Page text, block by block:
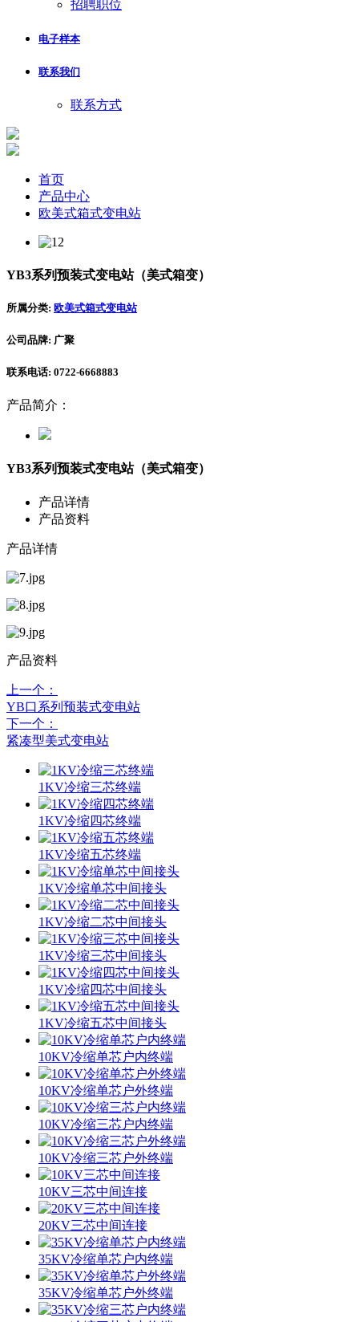
招聘职位
电子样本
联系我们
联系方式
首页
产品中心
欧美式箱式变电站
YB3系列预装式变电站（美式箱变）
所属分类: 欧美式箱式变电站
公司品牌: 广聚
联系电话: 0722-6668883
产品简介：
YB3系列预装式变电站（美式箱变）
产品详情
产品资料
产品详情
产品资料
上一个：
YB口系列预装式变电站
下一个：
紧凑型美式变电站
1KV冷缩三芯终端
1KV冷缩四芯终端
1KV冷缩五芯终端
1KV冷缩单芯中间接头
1KV冷缩二芯中间接头
1KV冷缩三芯中间接头
1KV冷缩四芯中间接头
1KV冷缩五芯中间接头
10KV冷缩单芯户内终端
10KV冷缩单芯户外终端
10KV冷缩三芯户内终端
10KV冷缩三芯户外终端
10KV三芯中间连接
20KV三芯中间连接
35KV冷缩单芯户内终端
35KV冷缩单芯户外终端